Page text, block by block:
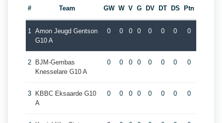
# Team GW W V G DV DT DS Ptn
1 Amon Jeugd Gentson
G10 A
0 0 0 0 0 0 0 0
2
BJM-Gembas
Knesselare G10 A
0 0 0 0 0 0 0 0
3
KBBC Eksaarde G10
A
0 0 0 0 0 0 0 0